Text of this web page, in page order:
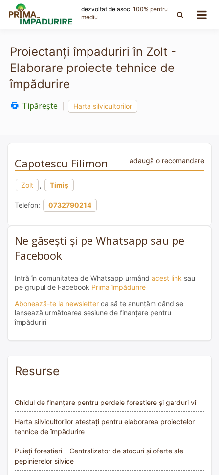
content
dezvoltat de asoc. 100% pentru
mediu
Proiectanți împaduriri în Zolt -
Elaborare proiecte tehnice de
împădurire
Tipărește Harta silvicultorilor
Capotescu Filimon adaugă o recomandare
Zolt , Timiș
Telefon: 0732790214
Ne găsești și pe Whatsapp sau pe
Facebook
Intră în comunitatea de Whatsapp urmând acest link sau
pe grupul de Facebook Prima împădurire
Abonează-te la newsletter ca să te anunțăm când se
lansează următoarea sesiune de finanțare pentru
împăduriri
Resurse
Ghidul de finanțare pentru perdele forestiere și garduri vii
Harta silvicultorilor atestați pentru elaborarea proiectelor
tehnice de împădurire
Puieți forestieri – Centralizator de stocuri și oferte ale
pepinierelor silvice